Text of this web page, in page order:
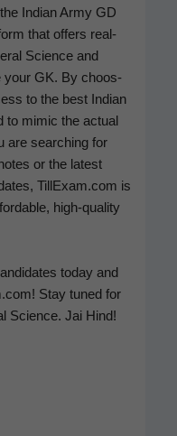
Indi­an Army GD
that offers real-
Sci­ence and
your GK. By choos­
to the best Indi­an
to mim­ic the actu­al
are search­ing for
or the lat­est
TillExam.com is
high-qual­i­ty
today and
Stay tuned for
Sci­ence. Jai Hind!